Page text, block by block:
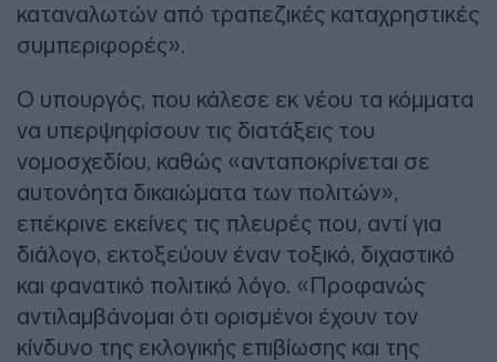
καταναλωτών από τραπεζικές καταχρηστικές
συμπεριφορές».
Ο υπουργός, που κάλεσε εκ νέου τα κόμματα
να υπερψηφίσουν τις διατάξεις του
νομοσχεδίου, καθώς «ανταποκρίνεται σε
αυτονόητα δικαιώματα των πολιτών»,
επέκρινε εκείνες τις πλευρές που, αντί για
διάλογο, εκτοξεύουν έναν τοξικό, διχαστικό
και φανατικό πολιτικό λόγο. «Προφανώς
αντιλαμβάνομαι ότι ορισμένοι έχουν τον
κίνδυνο της εκλογικής επιβίωσης και της